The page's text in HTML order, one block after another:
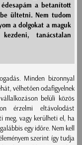
a betanított
ültetni. Nem tudom
a dolgokat a maguk
tanácstalan
Minden bizonnyal
vélhetően odafigyelnek
belüli közös
érzelmi eltávolodást
meg, vagy kerülheti el, ha
egy időre. Nem kell
szerint így tudja